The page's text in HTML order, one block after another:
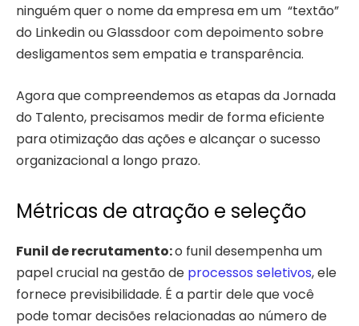
ninguém quer o nome da empresa em um “textão”
do Linkedin ou Glassdoor com depoimento sobre
desligamentos sem empatia e transparência.
Agora que compreendemos as etapas da Jornada
do Talento, precisamos medir de forma eficiente
para otimização das ações e alcançar o sucesso
organizacional a longo prazo.
Métricas de atração e seleção
Funil de recrutamento:o funil desempenha um
papel crucial na gestão de processos seletivos, ele
fornece previsibilidade. É a partir dele que você
pode tomar decisões relacionadas ao número de